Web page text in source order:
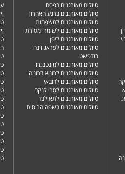
טיולים מאורגנים בפסח
טיולים מאורגנים ברגע האחרון
טיולים מאורגנים למשפחות
טיולים מאורגנים לשומרי מסורת
טיולים מאורגנים ליפן
טיולים מאורגנים לפראג וינה
בודפשט
טיולים מאורגנים למונטנגרו
טיולים מאורגנים לרומא דרומה
טיולים מאורגנים לדובאי
טיולים מאורגנים לסרי לנקה
טיולים מאורגנים לתאילנד
טיולים מאורגנים בשפה הרוסית